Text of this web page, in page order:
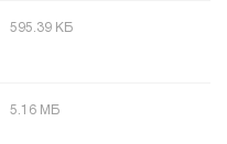
595.39 КБ
5.16 МБ